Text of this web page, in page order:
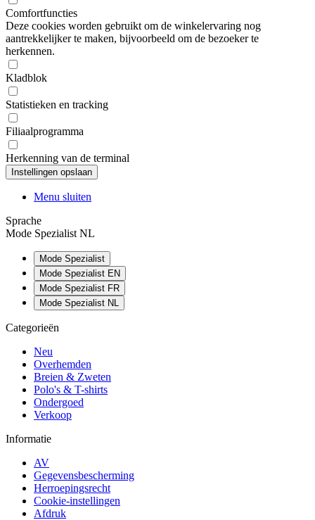
Comfortfuncties
Deze cookies worden gebruikt om de winkelervaring nog
aantrekkelijker te maken, bijvoorbeeld om de bezoeker te
herkennen.
Kladblok
Statistieken en tracking
Filiaalprogramma
Herkenning van de terminal
Menu sluiten
Sprache
Mode Spezialist NL
Mode Spezialist
Mode Spezialist EN
Mode Spezialist FR
Mode Spezialist NL
Categorieën
Neu
Overhemden
Breien & Zweten
Polo's & T-shirts
Ondergoed
Verkoop
Informatie
AV
Gegevensbescherming
Herroepingsrecht
Cookie-instellingen
Afdruk